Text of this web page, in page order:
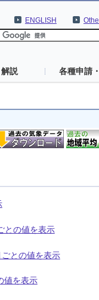
ENGLISH
説 各種申請
との値を表示
との値を表示
値を表示